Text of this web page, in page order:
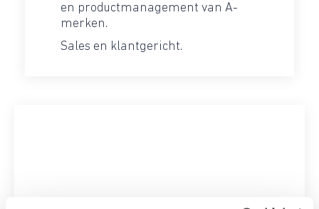
en productmanagement van A-
merken.
Sales en klantgericht.